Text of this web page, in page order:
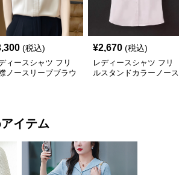
(税込)
ィースシャツ フリ
ノースリーブブラウ
¥2,670 (税込)
レディースシャツ フリ
ルスタンドカラーノース
イテム